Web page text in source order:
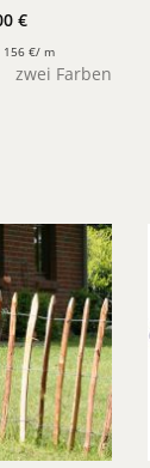
€
156 €/ m
zwei Farben